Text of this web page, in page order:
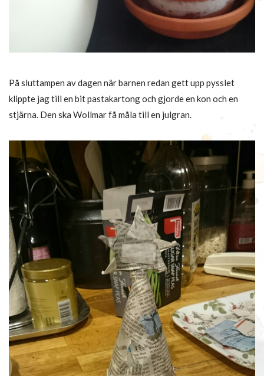
På sluttampen av dagen när barnen redan gett upp pysslet
klippte jag till en bit pastakartong och gjorde en kon och en
stjärna. Den ska Wollmar få måla till en julgran.